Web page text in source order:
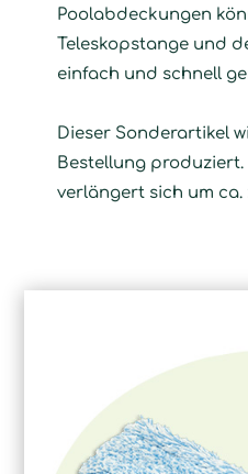
Poolabdeckungen
Teleskopstange und
einfach und schnell
Dieser Sonderartikel
Bestellung produziert.
verlängert sich um ca.